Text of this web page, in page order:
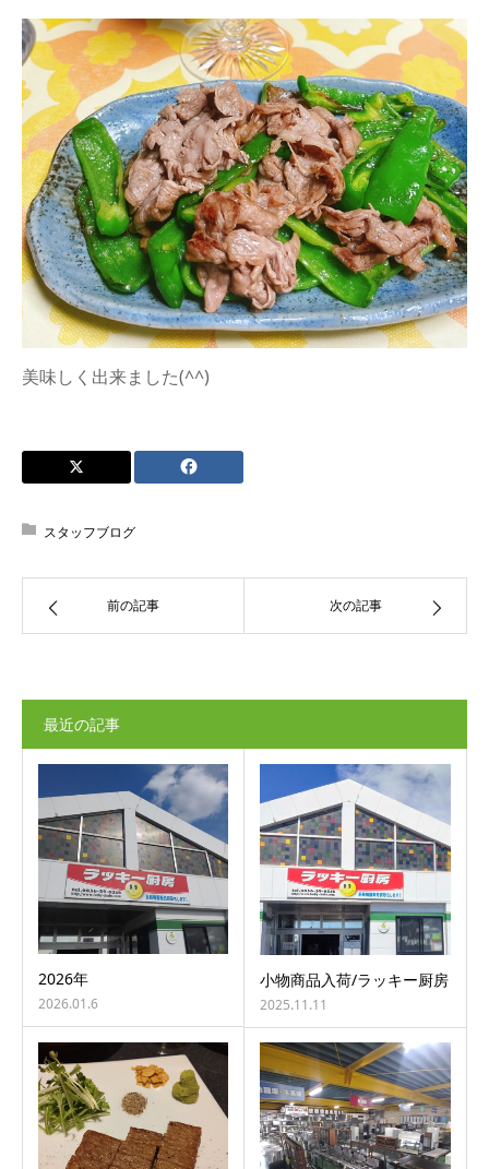
美味しく出来ました(^^)
スタッフブログ
前の記事 次の記事
最近の記事
2026年
2026.01.6
小物商品入荷/ラッキー厨房
2025.11.11